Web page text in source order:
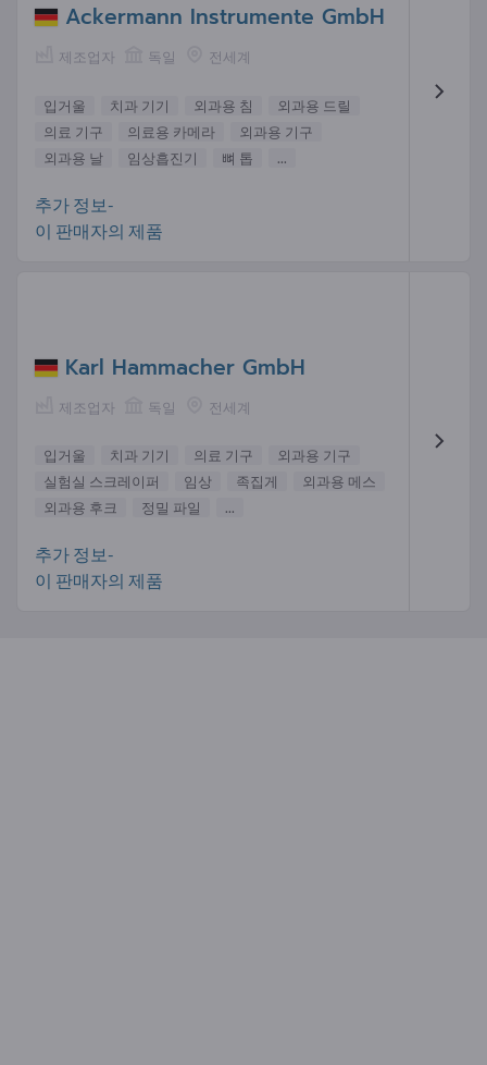
Ackermann Instrumente GmbH
제조업자 독일 전세계
입거울 치과 기기 외과용 침
외과용 드릴
의료 기구
의료용 카메라
외과용 기구
외과용 날
임상흡진기 뼈 톱 ...
추가 정보-
이 판매자의 제품
Karl Hammacher GmbH
제조업자 독일 전세계
입거울 치과 기기 의료 기구
외과용 기구
실험실 스크레이퍼
임상 족집게
외과용 메스
외과용 후크
정밀 파일 ...
추가 정보-
이 판매자의 제품